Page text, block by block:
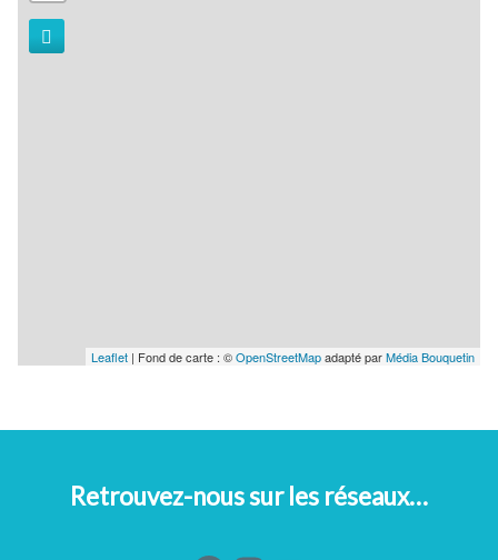
Leaflet | Fond de carte : ©OpenStreetMapadapté parMédia Bouquetin
Retrouvez-nous sur les réseaux…